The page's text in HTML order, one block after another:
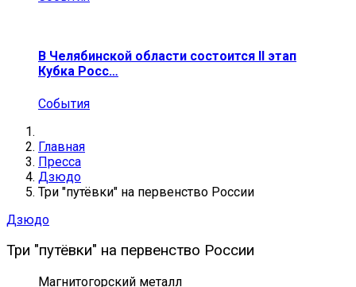
В Челябинской области состоится II этап
Кубка Росс…
События
Главная
Пресса
Дзюдо
Три "путёвки" на первенство России
Дзюдо
Три "путёвки" на первенство России
Магнитогорский металл